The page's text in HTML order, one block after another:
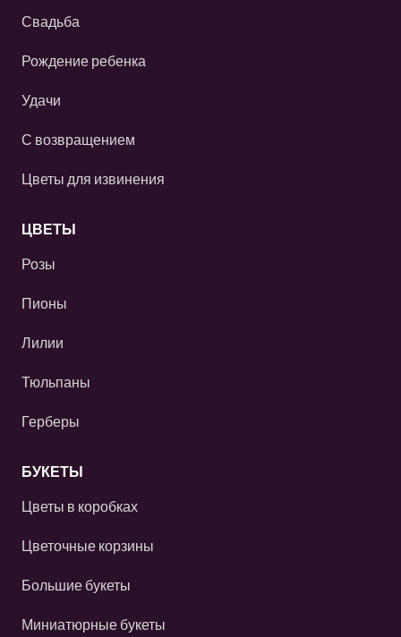
Свадьба
Рождение ребенка
Удачи
С возвращением
Цветы для извинения
ЦВЕТЫ
Розы
Пионы
Лилии
Тюльпаны
Герберы
БУКЕТЫ
Цветы в коробках
Цветочные корзины
Большие букеты
Миниатюрные букеты